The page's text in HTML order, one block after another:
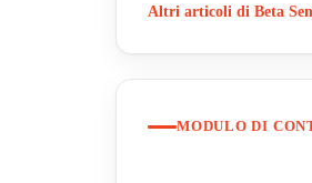
Altri articoli di Beta
MODULO DI